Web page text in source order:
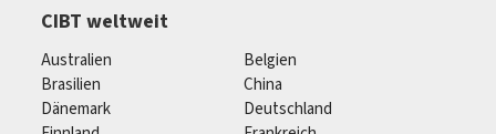
CIBT weltweit
Australien
Belgien
Brasilien
China
Dänemark
Deutschland